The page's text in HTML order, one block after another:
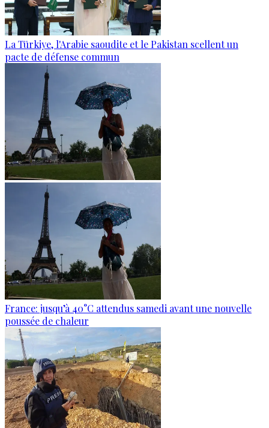
La Türkiye, l'Arabie saoudite et le Pakistan scellent un
pacte de défense commun
France: jusqu’à 40°C attendus samedi avant une nouvelle
poussée de chaleur